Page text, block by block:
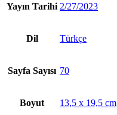
Yayın Tarihi 2/27/2023
Dil Türkçe
Sayfa Sayısı 70
Boyut 13,5 x 19,5 cm